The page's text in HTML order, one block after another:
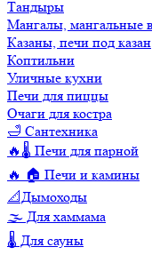
Тандыры
Мангалы, мангальные
Казаны, печи под казан
Коптильни
Уличные кухни
Печи для пиццы
Очаги для костра
🛁 Сантехника
🔥🌡️ Печи для парной
🔥 🏠 Печи и камины
📐Дымоходы
🌫️ Для хаммама
🌡️ Для сауны